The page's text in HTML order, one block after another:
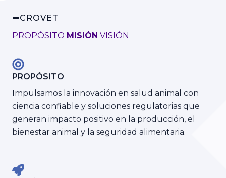
CROVET
PROPÓSITO MISIÓN VISIÓN
PROPÓSITO
Impulsamos la innovación en salud animal con
ciencia confiable y soluciones regulatorias que
generan impacto positivo en la producción, el
bienestar animal y la seguridad alimentaria.